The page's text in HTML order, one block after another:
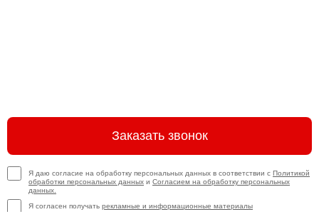
Заказать звонок
Я даю согласие на обработку персональных данных в соответствии с Политикой
обработки персональных данных и Согласием на обработку персональных
данных.
Я согласен получать рекламные и информационные материалы